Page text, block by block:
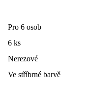
Pro 6 osob
6 ks
Nerezové
Ve stříbrné barvě